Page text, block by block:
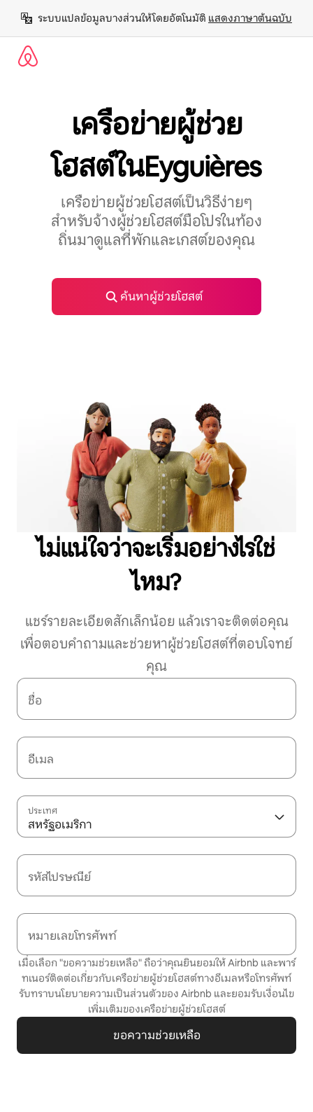
ยัง
เนื้อหา
ระบบแปลข้อมูลบางส่วนให้โดยอัตโนมัติ แสดงภาษาต้นฉบับ
เครือข่ายผู้ช่วย
โฮสต์ในEyguières
เครือข่ายผู้ช่วยโฮสต์เป็นวิธีง่ายๆ
สำหรับจ้างผู้ช่วยโฮสต์มือโปรในท้อง
ถิ่นมาดูแลที่พักและเกสต์ของคุณ
ค้นหาผู้ช่วยโฮสต์
ไม่แน่ใจว่าจะเริ่มอย่างไรใช่
ไหม?
แชร์รายละเอียดสักเล็กน้อย แล้วเราจะติดต่อคุณ
เพื่อตอบคำถามและช่วยหาผู้ช่วยโฮสต์ที่ตอบโจทย์
คุณ
ชื่อ
อีเมล
ประเทศ
สหรัฐอเมริกา
รหัสไปรษณีย์
หมายเลขโทรศัพท์
เมื่อเลือก "ขอความช่วยเหลือ" ถือว่าคุณยินยอมให้ Airbnb และพาร์
ทเนอร์ติดต่อเกี่ยวกับเครือข่ายผู้ช่วยโฮสต์ทางอีเมลหรือโทรศัพท์
รับทราบนโยบายความเป็นส่วนตัวของ Airbnb และยอมรับเงื่อนไข
เพิ่มเติมของเครือข่ายผู้ช่วยโฮสต์
ขอความช่วยเหลือ